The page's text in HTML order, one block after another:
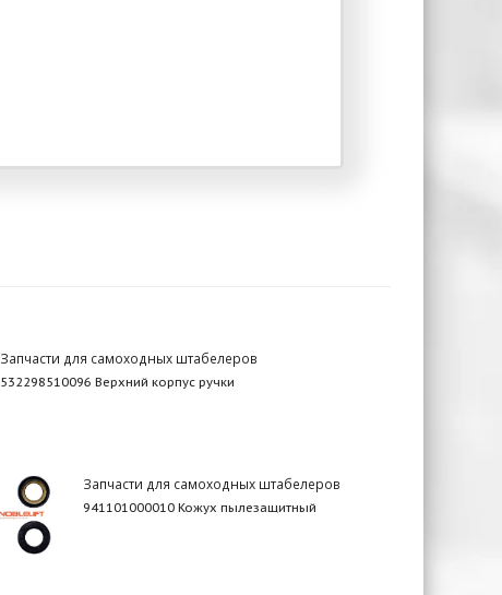
Запчасти для самоходных штабелеров
532298510096 Верхний корпус ручки
Запчасти для самоходных штабелеров
941101000010 Кожух пылезащитный